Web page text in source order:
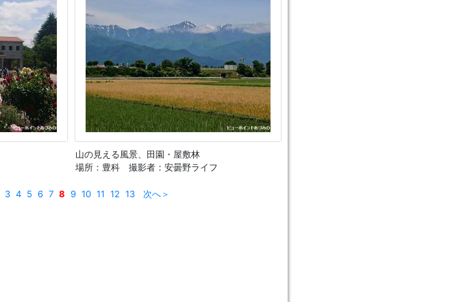
山の見える風景、田園・屋敷林
場所：豊科 撮影者：安曇野ライフ
3 4 5 6 7 8 9 10 11 12 13 次へ＞